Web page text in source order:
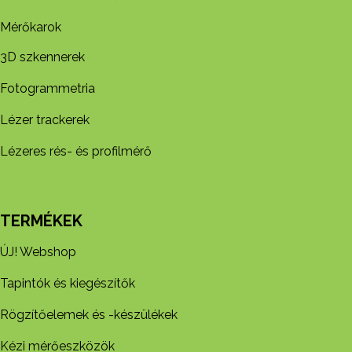
Mérőkarok
3D szkennerek
Fotogrammetria
Lézer trackerek
Lézeres rés- és profilmérő
TERMÉKEK
ÚJ! Webshop
Tapintók és kiegészítők
Rögzítőelemek és -készül​ékek
Kézi mérőeszközök